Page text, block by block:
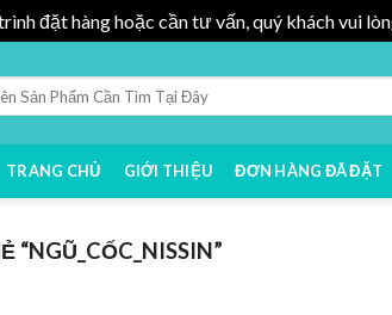
đặt hàng hoặc cần tư vấn, quý khách vui
TRANG CHỦ GIỚI THIỆU ĐƠN HÀNG ĐÃ ĐẶT